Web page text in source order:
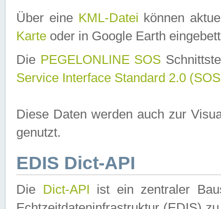
Über eine KML-Datei können
Karte oder in Google Earth
Die PEGELONLINE SOS
Service Interface Standard 2.0
Diese Daten werden auch zur
genutzt.
EDIS Dict-API
Die Dict-API ist ein zentraler